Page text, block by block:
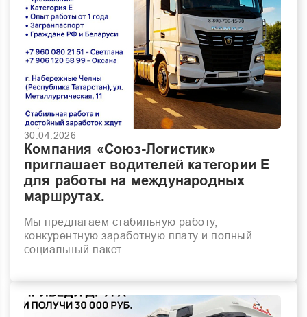
30.04.2026
Компания «Союз-Логистик»
приглашает водителей категории Е
для работы на международных
маршрутах.
Мы предлагаем стабильную работу,
конкурентную заработную плату и полный
социальный пакет.